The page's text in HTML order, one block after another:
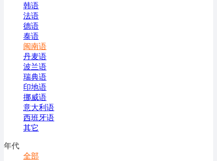
韩语
法语
德语
泰语
闽南语
丹麦语
波兰语
瑞典语
印地语
挪威语
意大利语
西班牙语
其它
年代
全部